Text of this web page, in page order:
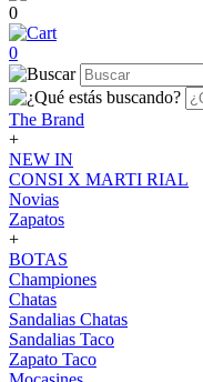
0
0
The Brand
+
NEW IN
CONSI X MARTI RIAL
Novias
Zapatos
+
BOTAS
Championes
Chatas
Sandalias Chatas
Sandalias Taco
Zapato Taco